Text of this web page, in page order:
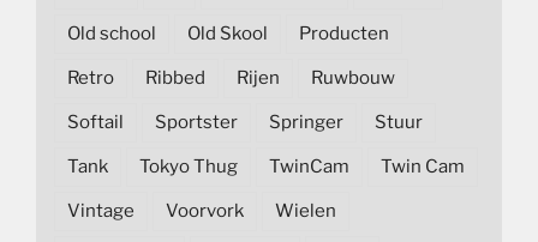
Old school Old Skool Producten
Retro Ribbed Rijen Ruwbouw
Softail Sportster Springer Stuur
Tank Tokyo Thug TwinCam Twin Cam
Vintage Voorvork Wielen